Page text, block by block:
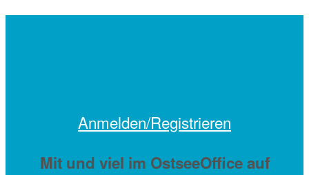
Anmelden/Registrieren
Mit und viel im OstseeOffice auf